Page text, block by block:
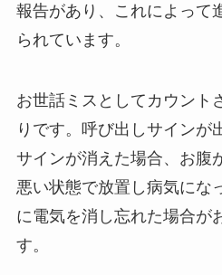
報告があり、これによって
られています。
お世話ミスとしてカウント
りです。呼び出しサインが
サインが消えた場合、お腹
悪い状態で放置し病気にな
に電気を消し忘れた場合が
す。